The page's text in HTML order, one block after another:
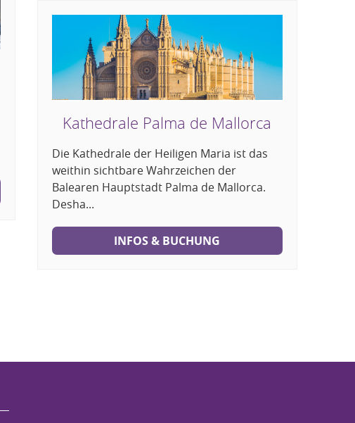
Kathedrale Palma de Mallorca
Die Kathedrale der Heiligen Maria ist das
weithin sichtbare Wahrzeichen der
Balearen Hauptstadt Palma de Mallorca.
Desha...
INFOS & BUCHUNG